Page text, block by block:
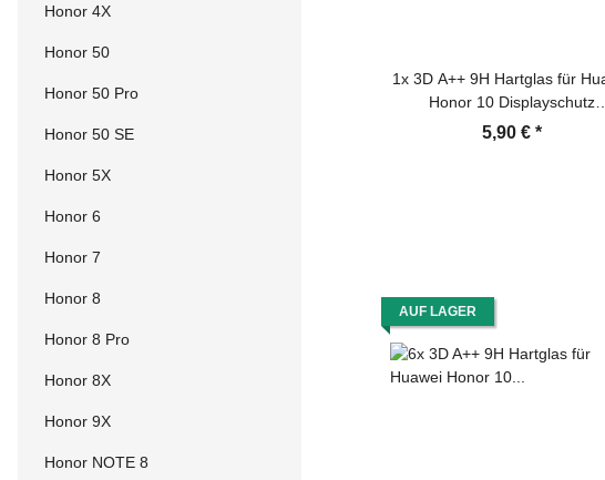
1x 3D A++ 9H Hartglas für
Honor 10 Displayschutz
Schutzglas Schutzfolie
5,90 € *
AUF LAGER
Honor 4X
Honor 50
Honor 50 Pro
Honor 50 SE
Honor 5X
Honor 6
Honor 7
Honor 8
Honor 8 Pro
Honor 8X
Honor 9X
Honor NOTE 8